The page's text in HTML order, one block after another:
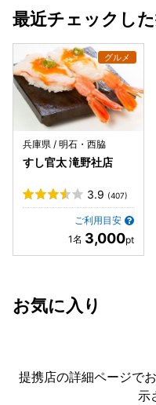
最近チェックし
兵庫県 / 明石・西脇
すし官太 滝野社店
3.9 (407)
ご利用目安
3,000
お気に入り
提携店の詳細ページで
示